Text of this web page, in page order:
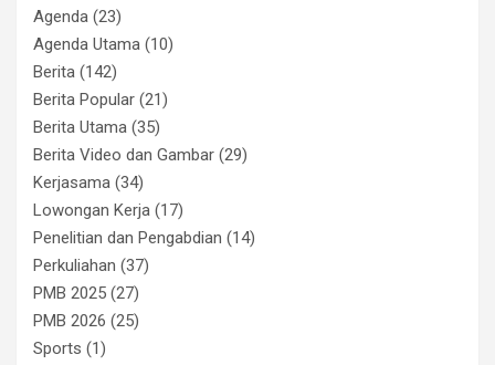
Agenda (23)
Agenda Utama (10)
Berita (142)
Berita Popular (21)
Berita Utama (35)
Berita Video dan Gambar (29)
Kerjasama (34)
Lowongan Kerja (17)
Penelitian dan Pengabdian (14)
Perkuliahan (37)
PMB 2025 (27)
PMB 2026 (25)
Sports (1)